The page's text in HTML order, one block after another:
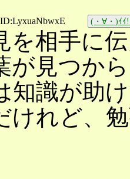
(・∀・)ｲｲ
を相手に
が見つか
知識が助
けれど、